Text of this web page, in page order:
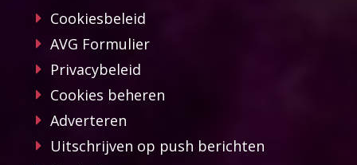
Cookiesbeleid
AVG Formulier
Privacybeleid
Cookies beheren
Adverteren
Uitschrijven op push berichten